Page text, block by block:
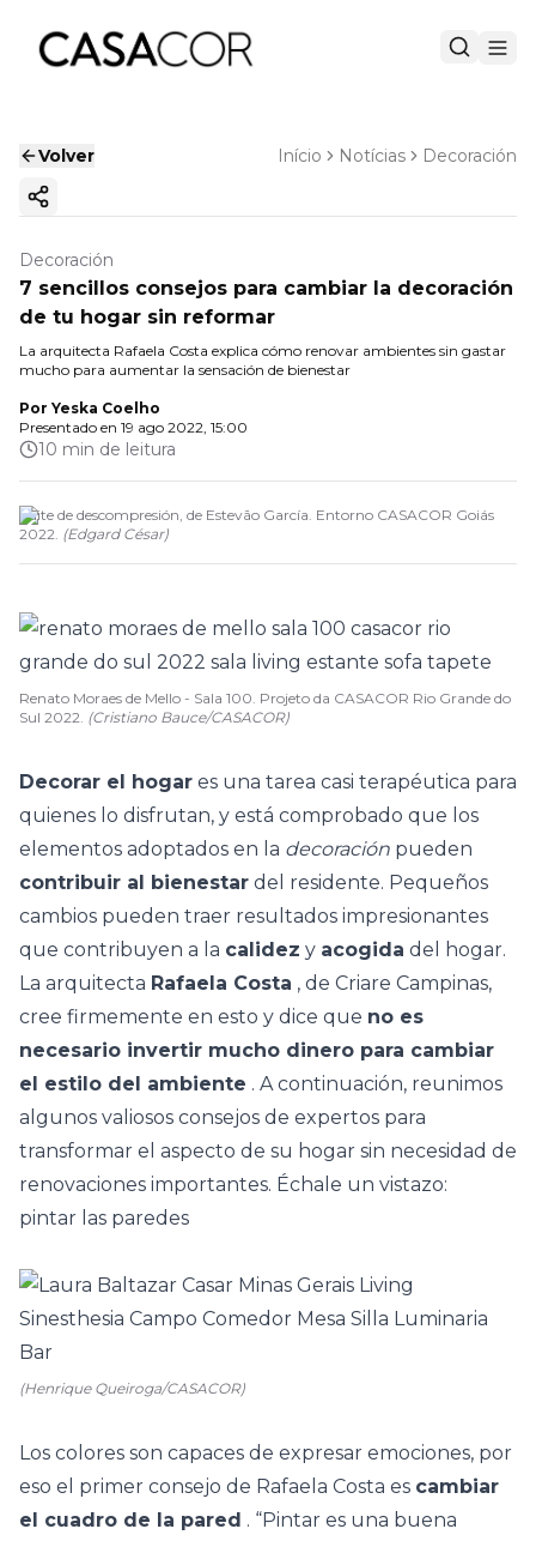
Volver Início Notícias Decoración
Copiar enlace
Decoración
7 sencillos consejos para cambiar la decoración
de tu hogar sin reformar
La arquitecta Rafaela Costa explica cómo renovar ambientes sin gastar
mucho para aumentar la sensación de bienestar
Por Yeska Coelho
Presentado en 19 ago 2022, 15:00
10 min de leitura
Suite de descompresión, de Estevão García. Entorno CASACOR Goiás
2022. (Edgard César)
Renato Moraes de Mello - Sala 100. Projeto da CASACOR Rio Grande do
Sul 2022. (Cristiano Bauce/CASACOR)
Decorar el hogar es una tarea casi terapéutica para
quienes lo disfrutan, y está comprobado que los
elementos adoptados en la decoración pueden
contribuir al bienestar del residente. Pequeños
cambios pueden traer resultados impresionantes
que contribuyen a la calidez y acogida del hogar.
La arquitecta Rafaela Costa , de Criare Campinas,
cree firmemente en esto y dice que no es
necesario invertir mucho dinero para cambiar
el estilo del ambiente . A continuación, reunimos
algunos valiosos consejos de expertos para
transformar el aspecto de su hogar sin necesidad de
renovaciones importantes. Échale un vistazo:
pintar las paredes
(Henrique Queiroga/CASACOR)
Los colores son capaces de expresar emociones, por
eso el primer consejo de Rafaela Costa es cambiar
el cuadro de la pared . “Pintar es una buena